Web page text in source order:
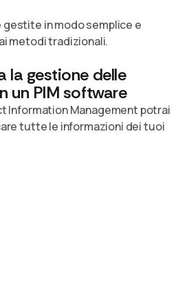
in modo semplice e
metodi tradizionali.
la gestione delle
un PIM software
Information Management potrai
tutte le informazioni dei tuoi